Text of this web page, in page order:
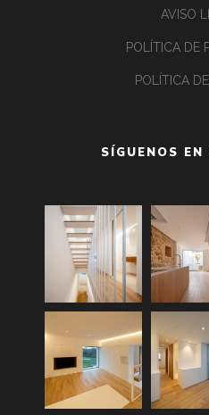
AVISO
POLÍTICA DE
POLÍTICA
SÍGUENOS